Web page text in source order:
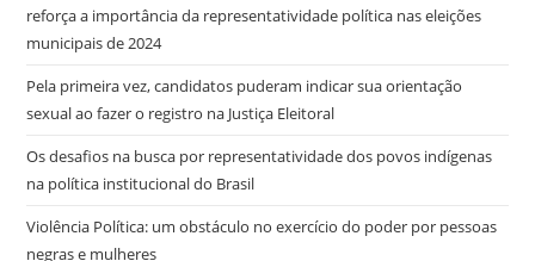
reforça a importância da representatividade política nas eleições
municipais de 2024
Pela primeira vez, candidatos puderam indicar sua orientação
sexual ao fazer o registro na Justiça Eleitoral
Os desafios na busca por representatividade dos povos indígenas
na política institucional do Brasil
Violência Política: um obstáculo no exercício do poder por pessoas
negras e mulheres